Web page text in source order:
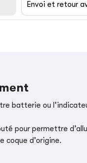
Envoi et retour
batterie ou
pour permettre
coque d’origine.